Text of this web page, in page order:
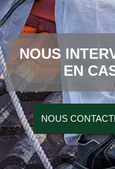
NOUS
EN
NOUS